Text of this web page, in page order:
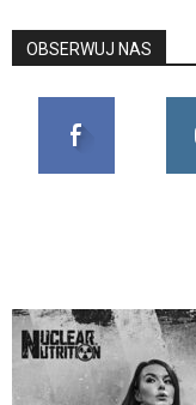
OBSERWUJ NAS